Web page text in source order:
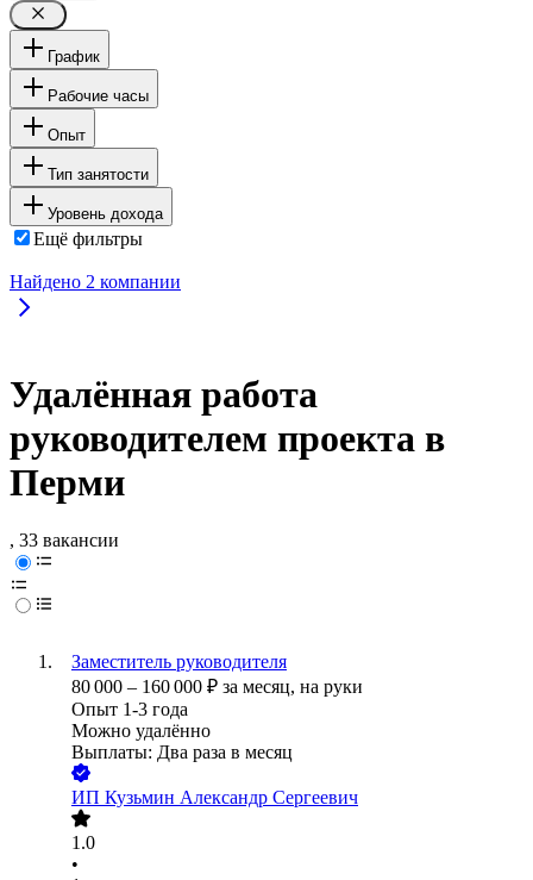
График
Рабочие часы
Опыт
Тип занятости
Уровень дохода
Ещё фильтры
Найдено 2 компании
Удалённая работа
руководителем проекта в
Перми
, 33 вакансии
Заместитель руководителя
80 000 – 160 000 ₽ за месяц, на руки
Опыт 1-3 года
Можно удалённо
Выплаты: Два раза в месяц
ИП Кузьмин Александр Сергеевич
1.0
•